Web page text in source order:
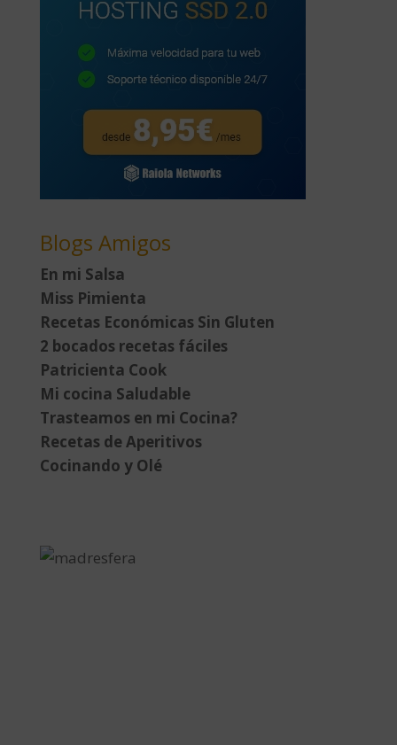
Blogs Amigos
En mi Salsa
Miss Pimienta
Recetas Económicas Sin Gluten
2 bocados recetas fáciles
Patricienta Cook
Mi cocina Saludable
Trasteamos en mi Cocina?
Recetas de Aperitivos
Cocinando y Olé